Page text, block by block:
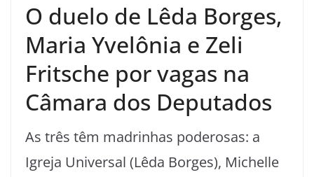
O duelo de Lêda Borges,
Maria Yvelônia e Zeli
Fritsche por vagas na
Câmara dos Deputados
As três têm madrinhas poderosas: a
Igreja Universal (Lêda Borges), Michelle